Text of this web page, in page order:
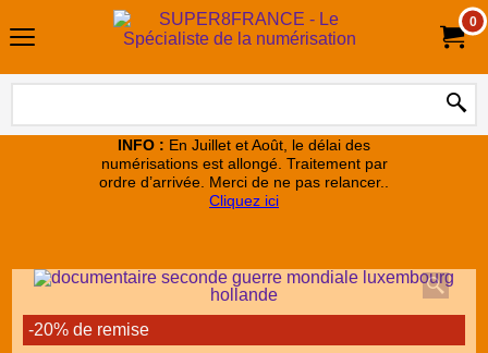
0
INFO : En Juillet et Août, le délai des
numérisations est allongé. Traitement par
ordre d’arrivée. Merci de ne pas relancer..
Cliquez ici
-20% de remise